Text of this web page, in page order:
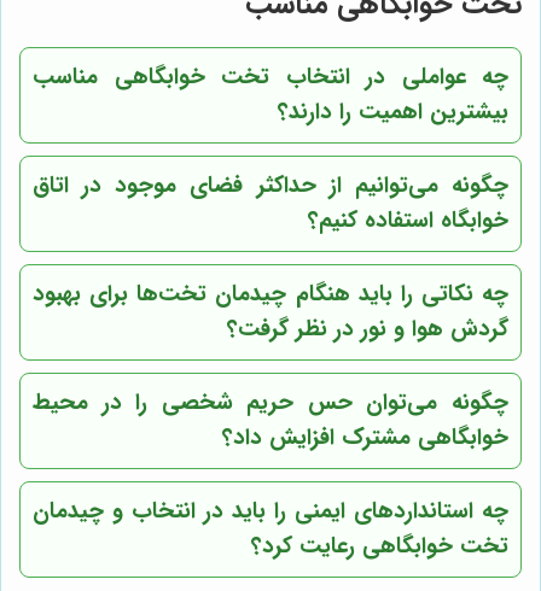
چه عواملی در انتخاب تخت خوابگاهی مناسب
بیشترین اهمیت را دارند؟
چگونه می‌توانیم از حداکثر فضای موجود در اتاق
خوابگاه استفاده کنیم؟
چه نکاتی را باید هنگام چیدمان تخت‌ها برای بهبود
گردش هوا و نور در نظر گرفت؟
چگونه می‌توان حس حریم شخصی را در محیط
خوابگاهی مشترک افزایش داد؟
چه استانداردهای ایمنی را باید در انتخاب و چیدمان
تخت خوابگاهی رعایت کرد؟